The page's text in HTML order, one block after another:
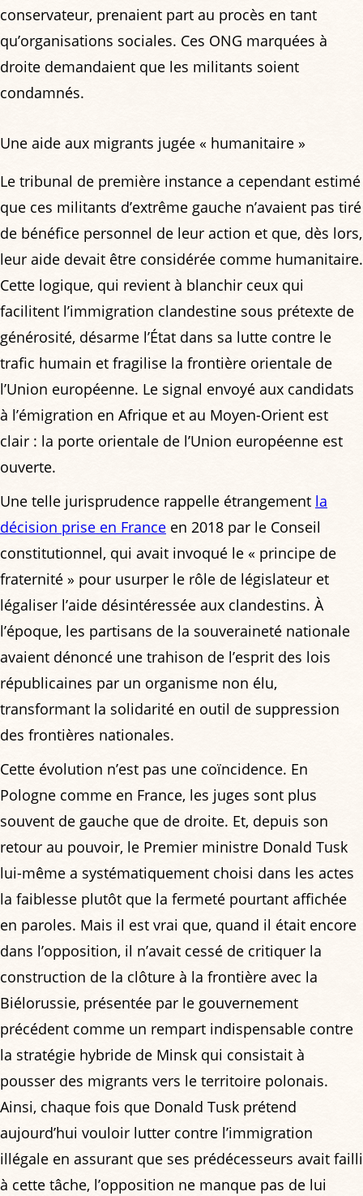
conservateur, prenaient part au procès en tant
qu’organisations sociales. Ces ONG marquées à
droite demandaient que les militants soient
condamnés.
Une aide aux migrants jugée « humanitaire »
Le tribunal de première instance a cependant estimé
que ces militants d’extrême gauche n’avaient pas tiré
de bénéfice personnel de leur action et que, dès lors,
leur aide devait être considérée comme humanitaire.
Cette logique, qui revient à blanchir ceux qui
facilitent l’immigration clandestine sous prétexte de
générosité, désarme l’État dans sa lutte contre le
trafic humain et fragilise la frontière orientale de
l’Union européenne. Le signal envoyé aux candidats
à l’émigration en Afrique et au Moyen-Orient est
clair : la porte orientale de l’Union européenne est
ouverte.
Une telle jurisprudence rappelle étrangement la
décision prise en France en 2018 par le Conseil
constitutionnel, qui avait invoqué le « principe de
fraternité » pour usurper le rôle de législateur et
légaliser l’aide désintéressée aux clandestins. À
l’époque, les partisans de la souveraineté nationale
avaient dénoncé une trahison de l’esprit des lois
républicaines par un organisme non élu,
transformant la solidarité en outil de suppression
des frontières nationales.
Cette évolution n’est pas une coïncidence. En
Pologne comme en France, les juges sont plus
souvent de gauche que de droite. Et, depuis son
retour au pouvoir, le Premier ministre Donald Tusk
lui-même a systématiquement choisi dans les actes
la faiblesse plutôt que la fermeté pourtant affichée
en paroles. Mais il est vrai que, quand il était encore
dans l’opposition, il n’avait cessé de critiquer la
construction de la clôture à la frontière avec la
Biélorussie, présentée par le gouvernement
précédent comme un rempart indispensable contre
la stratégie hybride de Minsk qui consistait à
pousser des migrants vers le territoire polonais.
Ainsi, chaque fois que Donald Tusk prétend
aujourd’hui vouloir lutter contre l’immigration
illégale en assurant que ses prédécesseurs avait failli
à cette tâche, l’opposition ne manque pas de lui